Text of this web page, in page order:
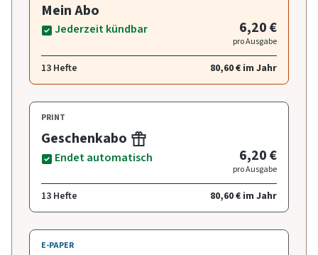
Mein Abo
Jederzeit kündbar 6,20 €
pro Ausgabe
13 Hefte 80,60 € im Jahr
PRINT
Geschenkabo
Endet automatisch 6,20 €
pro Ausgabe
13 Hefte 80,60 € im Jahr
E-PAPER